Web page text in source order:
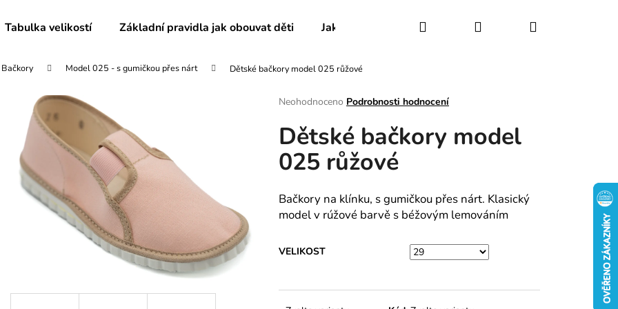
Tabulka velikostí Základní pravidla jak obouvat děti Jak udržovat obuv Certifikáty Kontakty
Hledat PřihlášeníNákupní
Bačkory Model 025 - s gumičkou přes nárt Dětské bačkory model 025 růžové
Průměrné
produktu
je
0,0
z
hvězdiček.
Neohodnoceno Podrobnosti hodnocení
Dětské bačkory model
025 růžové
Bačkory na klínku, s gumičkou přes nárt. Klasický
model v rúžové barvě s béžovým lemováním
VELIKOST
Co potřebujete najít?
Doporučujeme
PÁNSKÉ BAČKORY MODEL 072